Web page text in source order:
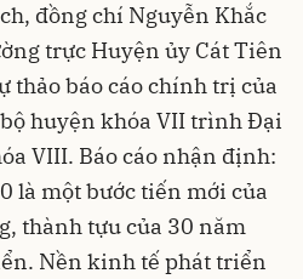
đồng chí Nguyễn Khắc
trực Huyện ủy Cát Tiên
thảo báo cáo chính trị của
huyện khóa VII trình Đại
VIII. Báo cáo nhận định:
là một bước tiến mới của
thành tựu của 30 năm
Nền kinh tế phát triển